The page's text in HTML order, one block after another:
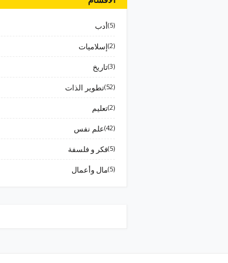
أدب (5)
إسلاميات (2)
تاريخ (3)
تطوير الذات (52)
تعليم (2)
علم نفس (42)
فكر و فلسفة (5)
مال وأعمال (5)